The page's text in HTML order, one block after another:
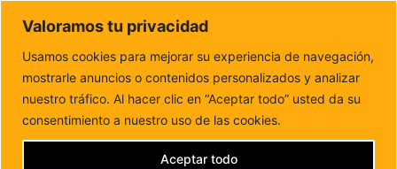
Valoramos tu privacidad
Usamos cookies para mejorar su experiencia de navegación,
mostrarle anuncios o contenidos personalizados y analizar
nuestro tráfico. Al hacer clic en “Aceptar todo” usted da su
consentimiento a nuestro uso de las cookies.
Aceptar todo
DUNAS FM
Tu informacion de forma cercana
Inicio EVENTOS
Puerto del Rosario pone en marcha el
Campamento de Verano y Deporte...
PUERTO DEL ROSARIO
PONE EN MARCHA EL